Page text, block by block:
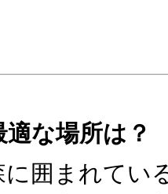
な場所は？
囲まれてい